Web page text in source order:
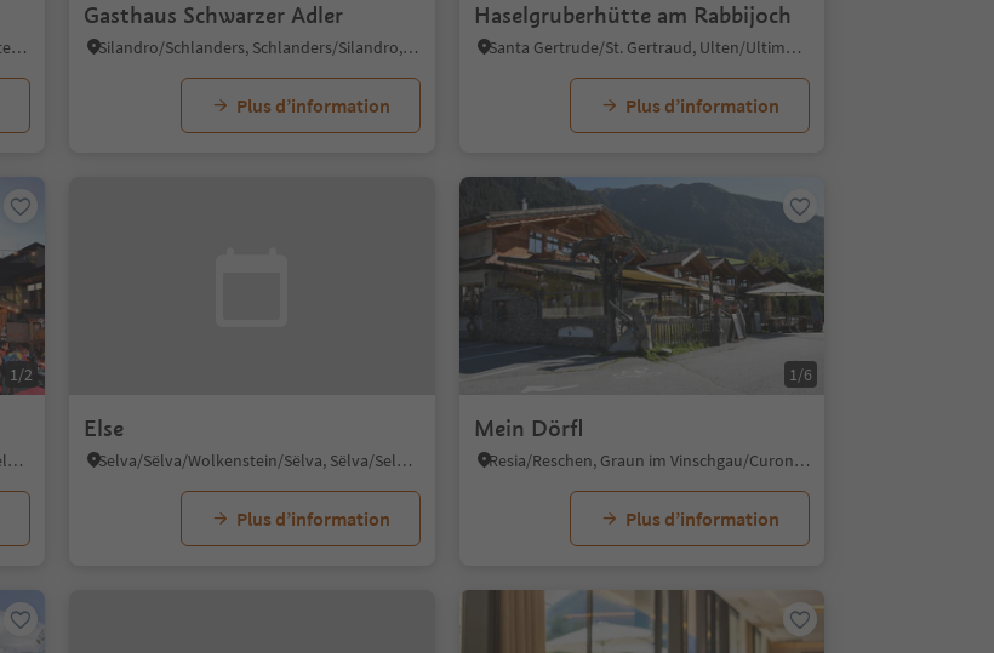
S.Giuseppe/Moos, Sexten/Sesto, Dolomites Region 3 Zinnen
Gasthaus Schwarzer Adler
Silandro/Schlanders, Schlanders/Silandro, Vinschgau/Val Venosta
Plus d’information
Haselgruberhütte am Rabbijoch
Santa Gertrude/St. Gertraud, Ulten/Ultimo, Meran/Merano and environs
Plus d’information
1/2
Selva/Sëlva/Wolkenstein/Sëlva, Sëlva/Selva di Val Gardena, Dolomites Region Val Gardena
Else
Selva/Sëlva/Wolkenstein/Sëlva, Sëlva/Selva di Val Gardena, Dolomites Region Val Gardena
Plus d’information
1/6
Mein Dörfl
Resia/Reschen, Graun im Vinschgau/Curon Venosta, Vinschgau/Val Venosta
Plus d’information